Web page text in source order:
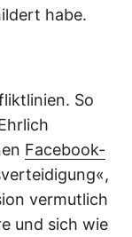
habe.
So
Facebook-
vermutlich
und sich wie